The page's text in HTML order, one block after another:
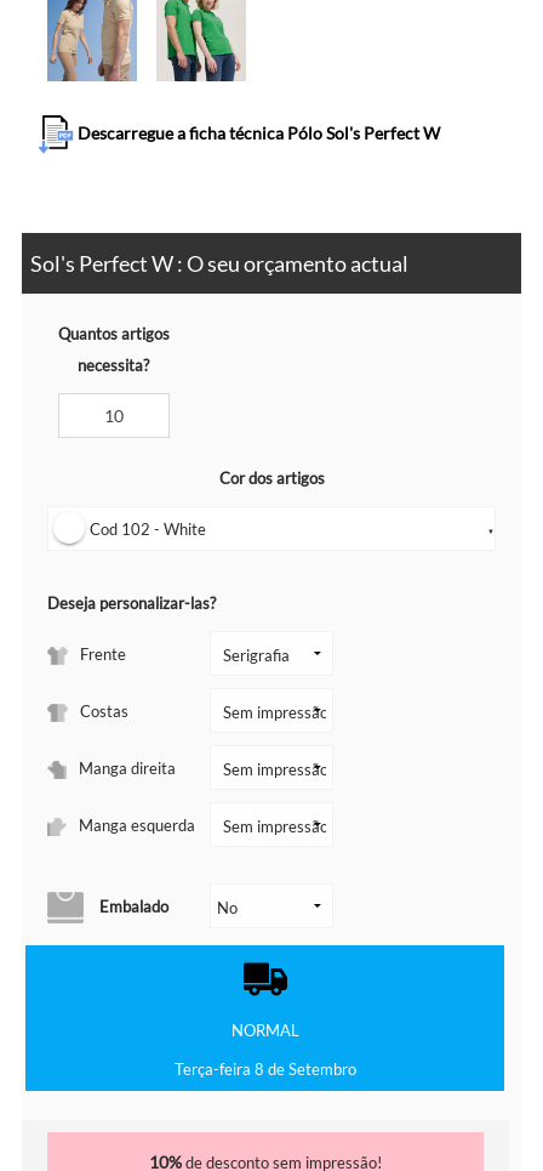
Descarregue a ficha técnica Pólo Sol's Perfect W
Sol's Perfect W : O seu orçamento actual
Quantos artigos
necessita?
Cor dos artigos
Cod 102 - White ▼
Deseja personalizar-las?
Frente
Costas
Manga direita
Manga esquerda
Embalado
NORMAL
Terça-feira 8 de Setembro
10%de desconto sem impressão!